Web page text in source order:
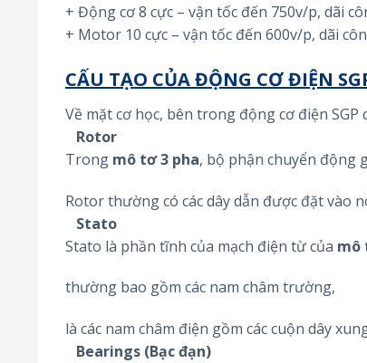
+ Động cơ 8 cực – vận tốc đến 750v/p, dãi
+ Motor 10 cực – vận tốc đến 600v/p, dãi
CẤU TẠO CỦA ĐỘNG CƠ ĐIỆN
Về mặt cơ học, bên trong động cơ điện SGP
Rotor
Trong mô tơ 3 pha, bộ phận chuyển động
Rotor thường có các dây dẫn được đặt vào
Stato
Stato là phần tĩnh của mạch điện từ của mô
thường bao gồm các nam châm trường,
là các nam châm điện gồm các cuộn dây
Bearings (Bạc đạn)